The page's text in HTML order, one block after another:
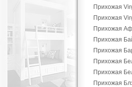
Прихожая
Прихожая
Прихожая
Прихожая
Прихожая
Прихожая
Прихожая
Прихожая